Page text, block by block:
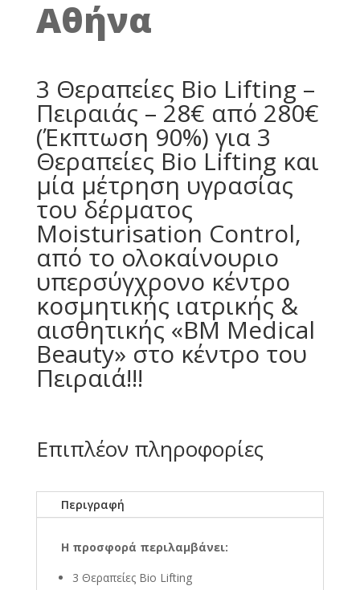
Αθήνα
3 Θεραπείες Bio Lifting –
Πειραιάς – 28€ από 280€
(Έκπτωση 90%) για 3
Θεραπείες Bio Lifting και
μία μέτρηση υγρασίας
του δέρματος
Moisturisation Control,
από το ολοκαίνουριο
υπερσύγχρονο κέντρο
κοσμητικής ιατρικής &
αισθητικής «BM Medical
Beauty» στο κέντρο του
Πειραιά!!!
Επιπλέον πληροφορίες
Περιγραφή
Η προσφορά περιλαμβάνει:
3 Θεραπείες Bio Lifting